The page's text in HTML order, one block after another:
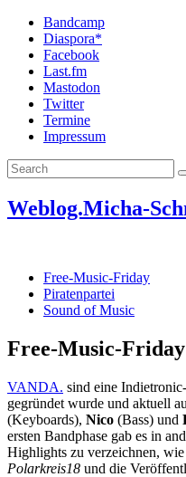
Bandcamp
Diaspora*
Facebook
Last.fm
Mastodon
Twitter
Termine
Impressum
Weblog.Micha-
Free-Music-Friday
Piratenpartei
Sound of Music
Free-Music-
VANDA. sind eine
gegründet wurde und aktuell
(Keyboards), Nico (Bass) und
ersten Bandphase gab es in
Highlights zu verzeichnen,
Polarkreis18 und die